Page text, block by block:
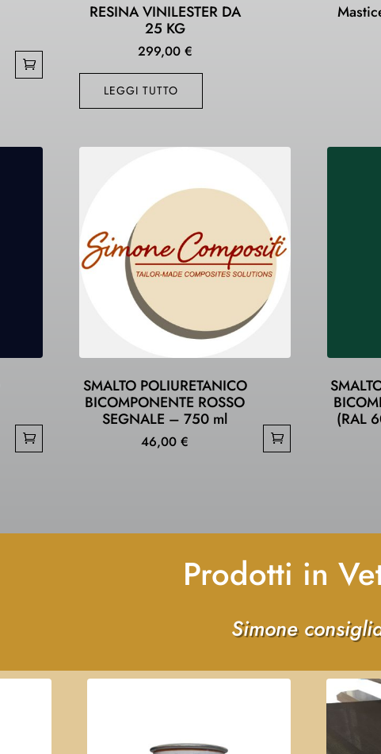
RESINA VINILESTER DA
25 KG
299,00 €
LEGGI TUTTO
SMALTO POLIURETANICO
BICOMPONENTE ROSSO
SEGNALE – 750 ml
46,00€
(RAL
Prodotti in
Simone